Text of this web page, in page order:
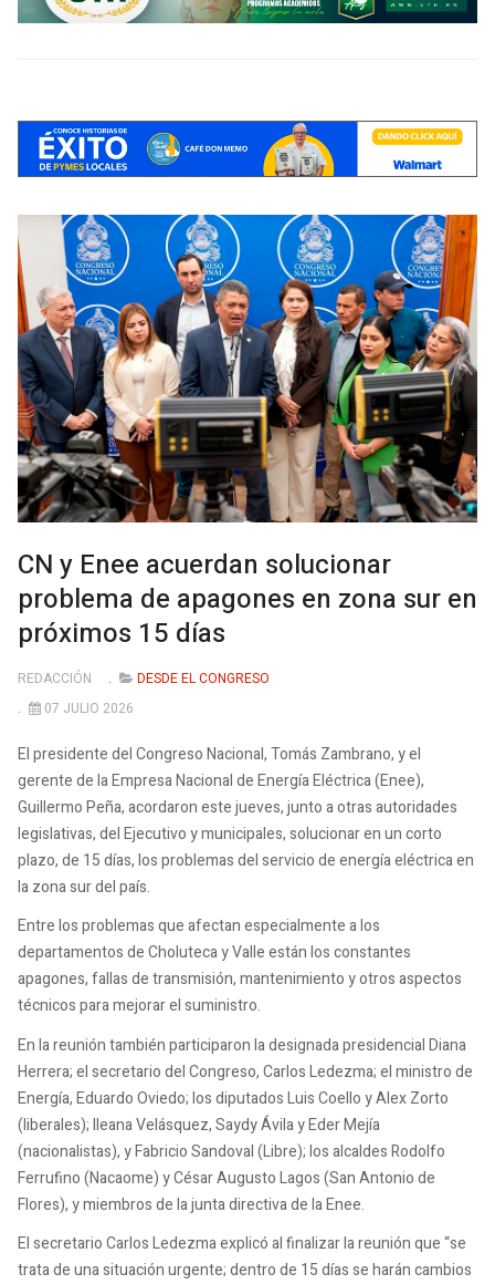
CN y Enee acuerdan solucionar
problema de apagones en zona sur en
próximos 15 días
REDACCIÓN
DESDE EL CONGRESO
07 JULIO 2026
El presidente del Congreso Nacional, Tomás Zambrano, y el
gerente de la Empresa Nacional de Energía Eléctrica (Enee),
Guillermo Peña, acordaron este jueves, junto a otras autoridades
legislativas, del Ejecutivo y municipales, solucionar en un corto
plazo, de 15 días, los problemas del servicio de energía eléctrica en
la zona sur del país.
Entre los problemas que afectan especialmente a los
departamentos de Choluteca y Valle están los constantes
apagones, fallas de transmisión, mantenimiento y otros aspectos
técnicos para mejorar el suministro.
En la reunión también participaron la designada presidencial Diana
Herrera; el secretario del Congreso, Carlos Ledezma; el ministro de
Energía, Eduardo Oviedo; los diputados Luis Coello y Alex Zorto
(liberales); Ileana Velásquez, Saydy Ávila y Eder Mejía
(nacionalistas), y Fabricio Sandoval (Libre); los alcaldes Rodolfo
Ferrufino (Nacaome) y César Augusto Lagos (San Antonio de
Flores), y miembros de la junta directiva de la Enee.
El secretario Carlos Ledezma explicó al finalizar la reunión que “se
trata de una situación urgente; dentro de 15 días se harán cambios